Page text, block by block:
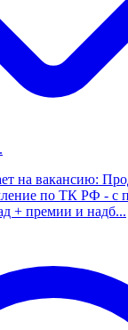
на вакансию:
по ТК РФ - с
+ премии и надб...